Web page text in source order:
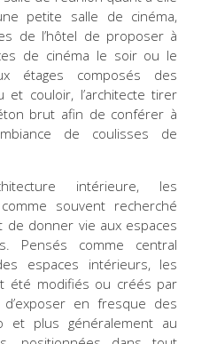
petite salle de cinéma,
de l’hôtel de proposer à
de cinéma le soir ou le
étages composés des
et couloir, l’architecte tirer
brut afin de conférer à
de coulisses de
intérieure, les
souvent recherché
de donner vie aux espaces
Pensés comme central
espaces intérieurs, les
été modifiés ou créés par
d’exposer en fresque des
et plus généralement au